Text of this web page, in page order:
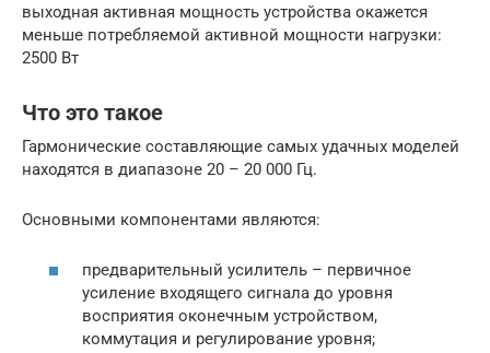
выходная активная мощность устройства окажется
меньше потребляемой активной мощности нагрузки:
2500 Вт
Что это такое
Гармонические составляющие самых удачных моделей
находятся в диапазоне 20 – 20 000 Гц.
Основными компонентами являются:
предварительный усилитель – первичное
усиление входящего сигнала до уровня
восприятия оконечным устройством,
коммутация и регулирование уровня;